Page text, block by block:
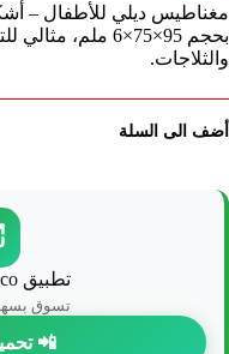
مغناطيس ديلي للأطفال –
بحجم 95×75×6
والثلاجات.
أضف الى السلة
تطبيق Lpco الرسمي
تسوق
📲